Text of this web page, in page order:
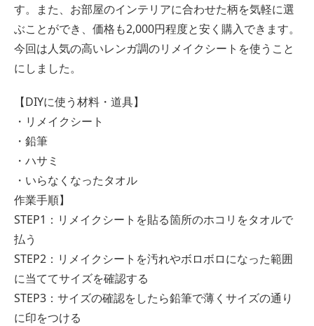
す。また、お部屋のインテリアに合わせた柄を気軽に選
ぶことができ、価格も2,000円程度と安く購入できます。
今回は人気の高いレンガ調のリメイクシートを使うこと
にしました。
【DIYに使う材料・道具】
・リメイクシート
・鉛筆
・ハサミ
・いらなくなったタオル
作業手順】
STEP1：リメイクシートを貼る箇所のホコリをタオルで
払う
STEP2：リメイクシートを汚れやボロボロになった範囲
に当ててサイズを確認する
STEP3：サイズの確認をしたら鉛筆で薄くサイズの通り
に印をつける